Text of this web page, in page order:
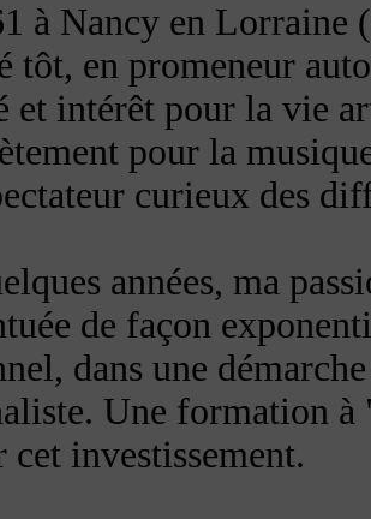
à Nancy en Lorraine
tôt, en promeneur
et intérêt pour la vie
pour la
curieux des
années, ma
de façon
dans une
Une formation
cet investissement.